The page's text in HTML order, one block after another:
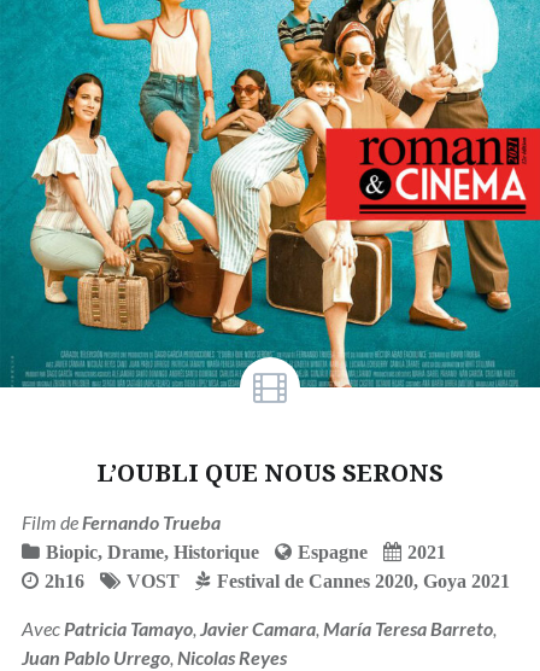
L’OUBLI QUE NOUS SERONS
Film de Fernando Trueba
Biopic, Drame, Historique Espagne
2021
2h16
VOST Festival de Cannes 2020, Goya 2021
Avec Patricia Tamayo, Javier Camara, María Teresa Barreto,
Juan Pablo Urrego, Nicolas Reyes